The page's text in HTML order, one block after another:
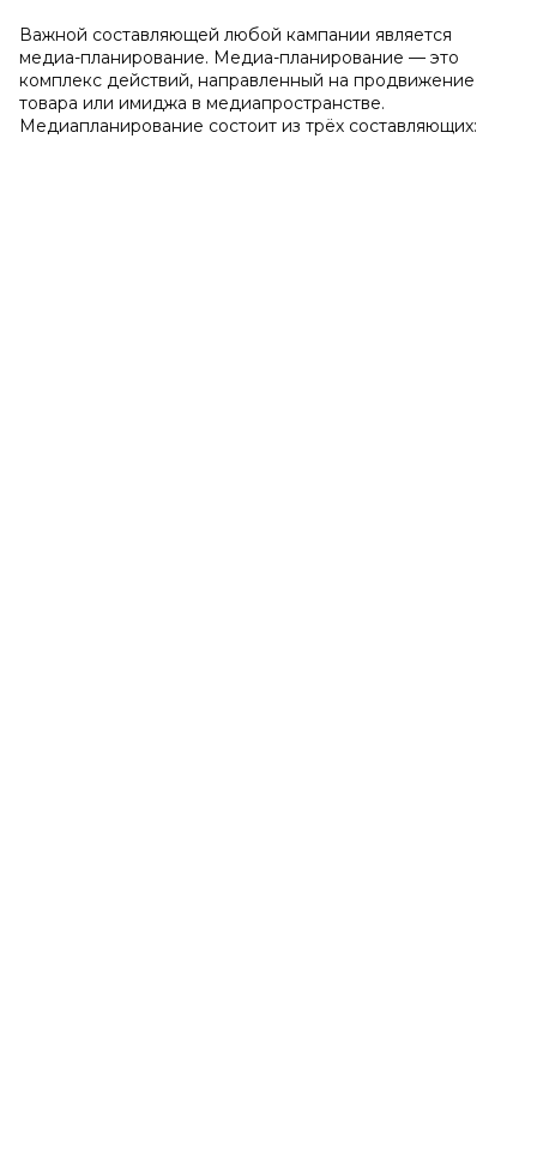
Важной составляющей любой кампании является
медиа-планирование. Медиа-планирование — это
комплекс действий, направленный на продвижение
товара или имиджа в медиапространстве.
Медиапланирование состоит из трёх составляющих: